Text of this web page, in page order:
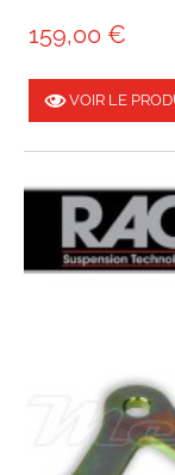
159,00 €
VOIR LE